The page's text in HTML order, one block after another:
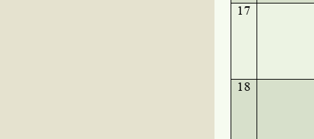
17
18